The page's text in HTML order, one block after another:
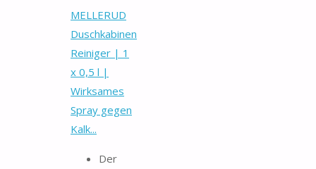
MELLERUD
Duschkabinen
Reiniger | 1
x 0,5 l |
Wirksames
Spray gegen
Kalk...
Der